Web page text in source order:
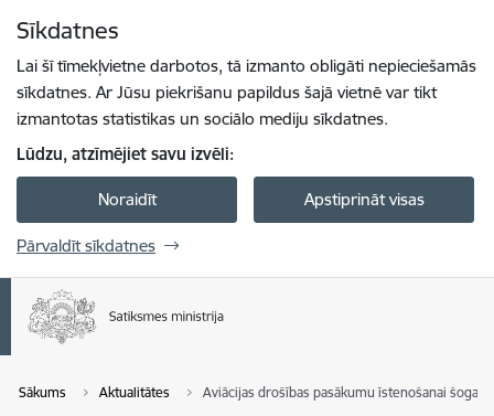
Sīkdatnes
Lai šī tīmekļvietne darbotos, tā izmanto obligāti nepieciešamās
sīkdatnes. Ar Jūsu piekrišanu papildus šajā vietnē var tikt
izmantotas statistikas un sociālo mediju sīkdatnes.
Lūdzu, atzīmējiet savu izvēli:
Noraidīt Apstiprināt visas
Pārvaldīt sīkdatnes
Sākums Aktualitātes Aviācijas drošības pasākumu īstenošanai